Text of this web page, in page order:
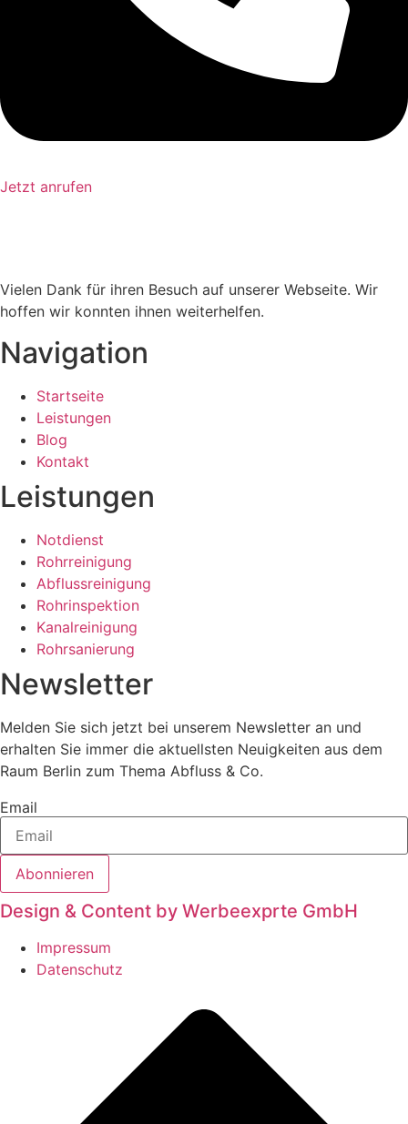
Jetzt anrufen
Vielen Dank für ihren Besuch auf unserer Webseite. Wir
hoffen wir konnten ihnen weiterhelfen.
Navigation
Startseite
Leistungen
Blog
Kontakt
Leistungen
Notdienst
Rohrreinigung
Abflussreinigung
Rohrinspektion
Kanalreinigung
Rohrsanierung
Newsletter
Melden Sie sich jetzt bei unserem Newsletter an und
erhalten Sie immer die aktuellsten Neuigkeiten aus dem
Raum Berlin zum Thema Abfluss & Co.
Email
Abonnieren
Design & Content by Werbeexprte GmbH
Impressum
Datenschutz